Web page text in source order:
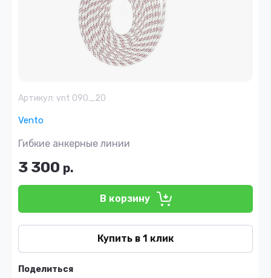
Артикул: vnt 090_20
Vento
Гибкие анкерные линии
3 300 р.
В корзину
Купить в 1 клик
Поделиться